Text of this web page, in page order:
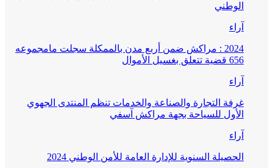
الوطني
آراء
2024 : مراكش ضمن أربع مدن بالممكلة سجلت مامجموعه
656 قضية تتعلق بغسيل الأموال
آراء
غرفة التجارة والصناعة والخدمات تنظم المنتدى الجهوي
الأول للسياحة بجهة مراكش آسفي
آراء
الحصيلة السنوية للإدارة العامة للأمن الوطني 2024